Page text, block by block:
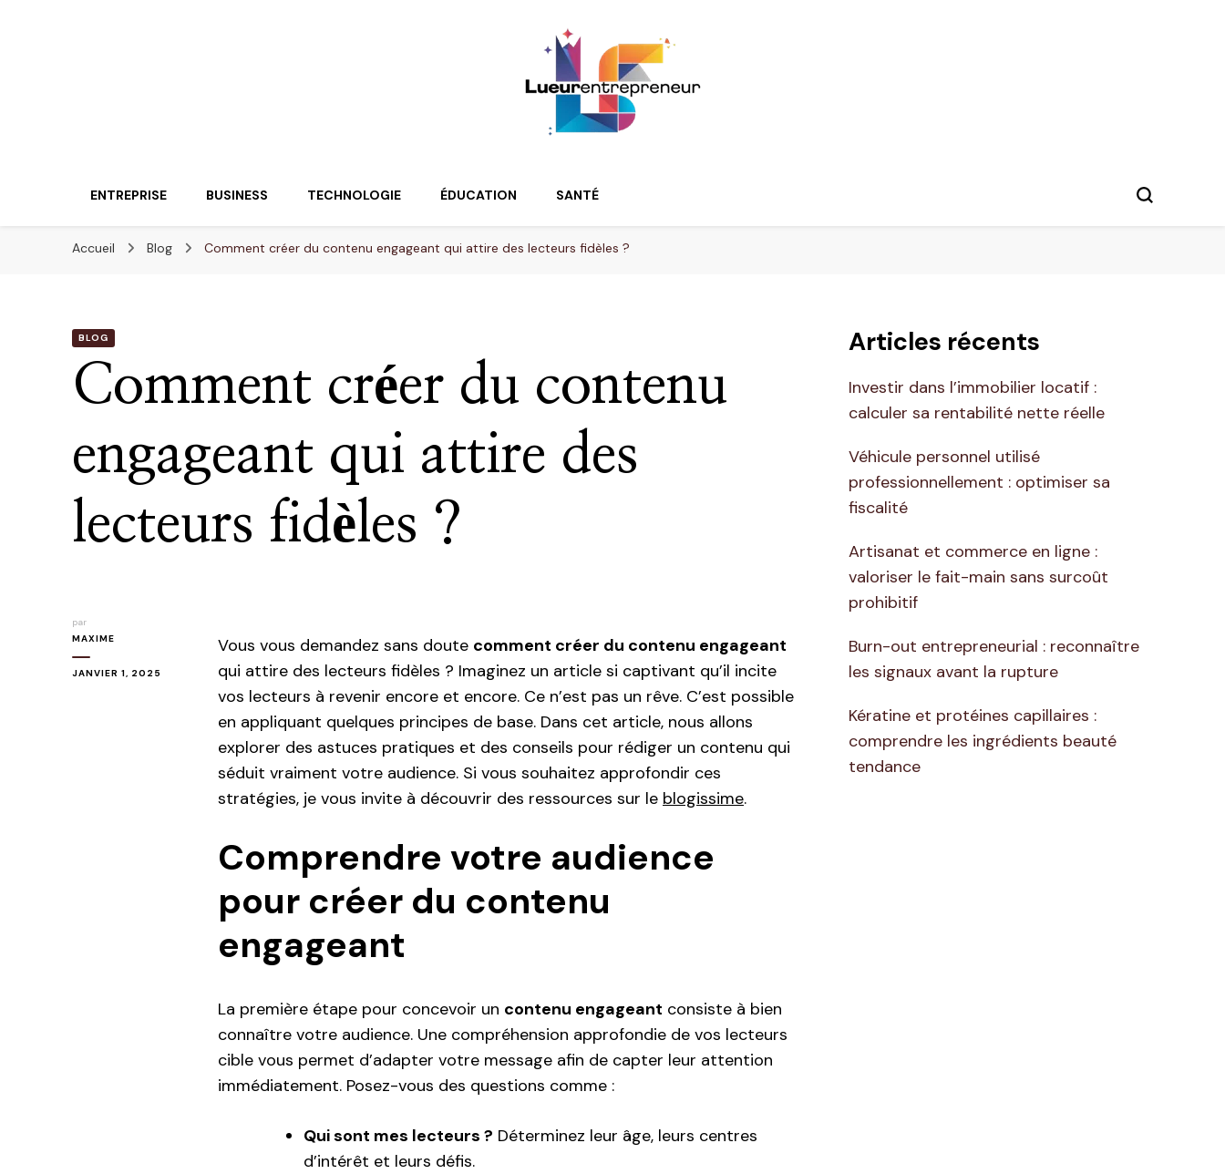
ENTREPRISE BUSINESS TECHNOLOGIE ÉDUCATION SANTÉ
Accueil Blog Comment créer du contenu engageant qui attire des lecteurs fidèles ?
BLOG
Comment créer du contenu
engageant qui attire des
lecteurs fidèles ?
par
MAXIME
JANVIER 1, 2025
Vous vous demandez sans doute comment créer du contenu engageant
qui attire des lecteurs fidèles ? Imaginez un article si captivant qu’il incite
vos lecteurs à revenir encore et encore. Ce n’est pas un rêve. C’est possible
en appliquant quelques principes de base. Dans cet article, nous allons
explorer des astuces pratiques et des conseils pour rédiger un contenu qui
séduit vraiment votre audience. Si vous souhaitez approfondir ces
stratégies, je vous invite à découvrir des ressources sur le blogissime.
Comprendre votre audience
pour créer du contenu
engageant
La première étape pour concevoir un contenu engageant consiste à bien
connaître votre audience. Une compréhension approfondie de vos lecteurs
cible vous permet d’adapter votre message afin de capter leur attention
immédiatement. Posez-vous des questions comme :
Qui sont mes lecteurs ? Déterminez leur âge, leurs centres
d’intérêt et leurs défis.
Articles récents
Investir dans l’immobilier locatif :
calculer sa rentabilité nette réelle
Véhicule personnel utilisé
professionnellement : optimiser sa
fiscalité
Artisanat et commerce en ligne :
valoriser le fait-main sans surcoût
prohibitif
Burn-out entrepreneurial : reconnaître
les signaux avant la rupture
Kératine et protéines capillaires :
comprendre les ingrédients beauté
tendance